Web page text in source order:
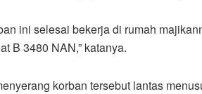
ini selesai bekerja di rumah
B 3480 NAN,” katanya.
korban tersebut lantas